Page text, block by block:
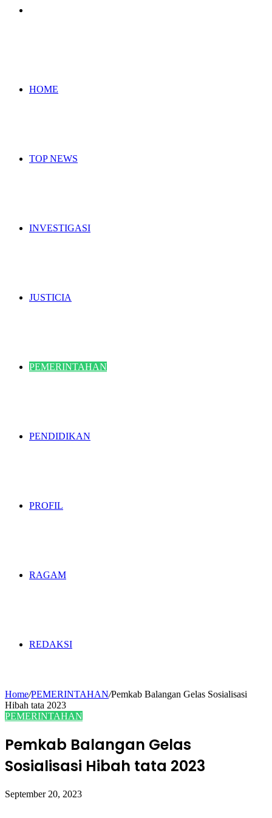
HOME
TOP NEWS
INVESTIGASI
JUSTICIA
PEMERINTAHAN
PENDIDIKAN
PROFIL
RAGAM
REDAKSI
Home/PEMERINTAHAN/Pemkab Balangan Gelas Sosialisasi
Hibah tata 2023
PEMERINTAHAN
Pemkab Balangan Gelas
Sosialisasi Hibah tata 2023
September 20, 2023